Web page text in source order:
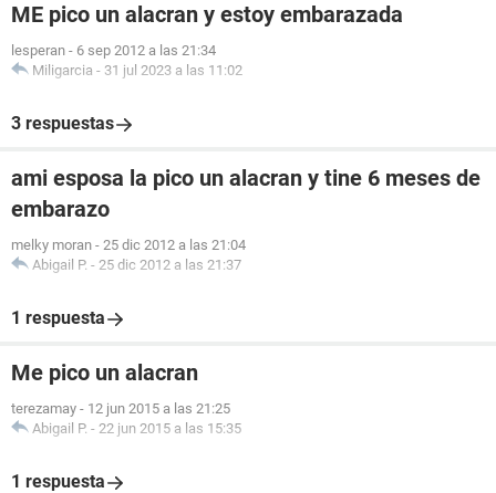
ME pico un alacran y estoy embarazada
lesperan - 6 sep 2012 a las 21:34
Miligarcia - 31 jul 2023 a las 11:02
3 respuestas
ami esposa la pico un alacran y tine 6 meses de
embarazo
melky moran - 25 dic 2012 a las 21:04
Abigail P. - 25 dic 2012 a las 21:37
1 respuesta
Me pico un alacran
terezamay - 12 jun 2015 a las 21:25
Abigail P. - 22 jun 2015 a las 15:35
1 respuesta